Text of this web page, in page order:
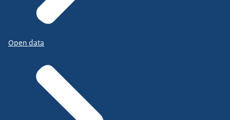
Open data